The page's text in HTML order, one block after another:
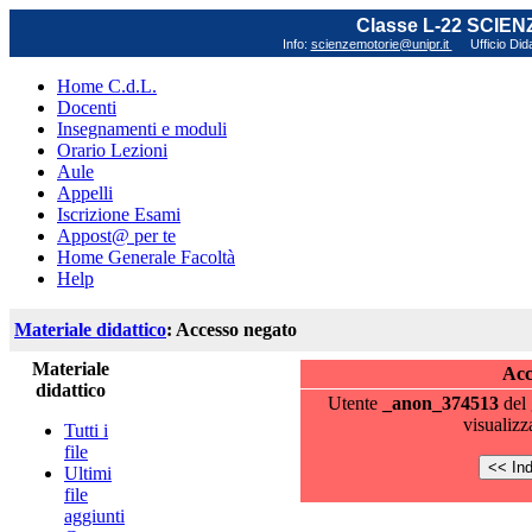
Classe L-22
Info: scienzemotorie@unipr.it Ufficio
Home C.d.L.
Docenti
Insegnamenti e moduli
Orario Lezioni
Aule
Appelli
Iscrizione Esami
Appost@ per te
Home Generale Facoltà
Help
Materiale didattico: Accesso negato
Materiale
didattico
Tutti i
file
Ultimi
file
aggiunti
Utente
_anon_374513 del